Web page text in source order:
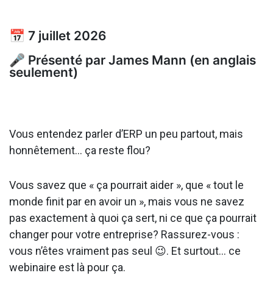
📅 7 juillet 2026
🎤 Présenté par James Mann (en anglais
seulement)
Vous entendez parler d’ERP un peu partout, mais
honnêtement… ça reste flou?
Vous savez que « ça pourrait aider », que « tout le
monde finit par en avoir un », mais vous ne savez
pas exactement à quoi ça sert, ni ce que ça pourrait
changer pour votre entreprise? Rassurez-vous :
vous n’êtes vraiment pas seul 😉. Et surtout… ce
webinaire est là pour ça.